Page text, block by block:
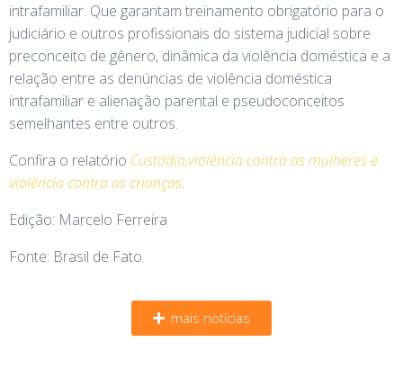
intrafamiliar. Que garantam treinamento obrigatório para o
judiciário e outros profissionais do sistema judicial sobre
preconceito de gênero, dinâmica da violência doméstica e a
relação entre as denúncias de violência doméstica
intrafamiliar e alienação parental e pseudoconceitos
semelhantes entre outros.
Confira o relatório Custódia,violência contra as mulheres e
violência contra as crianças.
Edição: Marcelo Ferreira
Fonte: Brasil de Fato
mais notícias